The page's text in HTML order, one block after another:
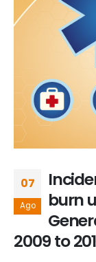
07
Ago
burn
2009 to